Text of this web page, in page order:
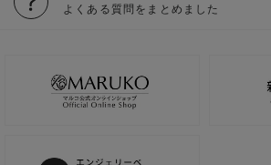
よくある質問をまとめました